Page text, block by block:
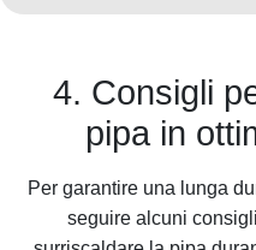
4. Consigli
pipa in
Per garantire una lunga
seguire alcuni